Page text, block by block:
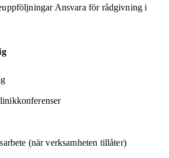
Ansvara för rådgivning i
(när verksamheten tillåter)